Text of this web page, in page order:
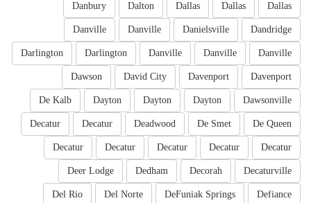
Dallas
Dallas
Dallas
Dalton
Danbury
Dandridge
Danielsville
Danville
Danville
Danville
Danville
Danville
Darlington
Darlington
Davenport
Davenport
David City
Dawson
Dawsonville
Dayton
Dayton
Dayton
De Kalb
De Queen
De Smet
Deadwood
Decatur
Decatur
Decatur
Decatur
Decatur
Decatur
Decatur
Decaturville
Decorah
Dedham
Deer Lodge
Defiance
DeFuniak Springs
Del Norte
Del Rio